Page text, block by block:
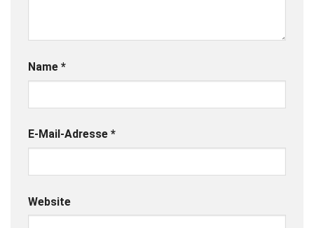
Name *
E-Mail-Adresse *
Website